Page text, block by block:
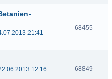
21:41
68455
12:16
68849